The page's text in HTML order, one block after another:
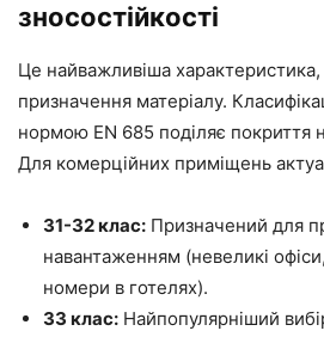
зносостійкості
Це найважливіша характеристика,
призначення матеріалу.
нормою EN 685 поділяє покриття
Для комерційних приміщень
31-32 клас: Призначений для
навантаженням (невеликі
номери в готелях).
33 клас: Найпопулярніший